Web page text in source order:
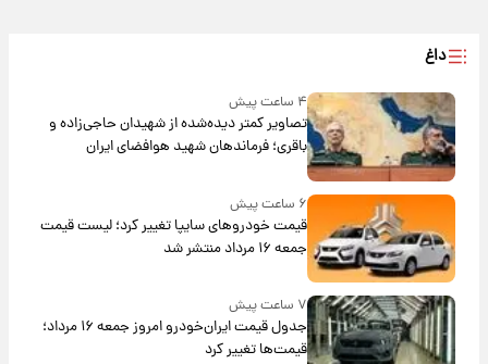
داغ
۴ ساعت پیش
تصاویر کمتر دیده‌شده از شهیدان حاجی‌زاده و
باقری؛ فرماندهان شهید هوافضای ایران
۶ ساعت پیش
قیمت خودروهای سایپا تغییر کرد؛ لیست قیمت
جمعه ۱۶ مرداد منتشر شد
۷ ساعت پیش
جدول قیمت ایران‌خودرو امروز جمعه ۱۶ مرداد؛
قیمت‌ها تغییر کرد